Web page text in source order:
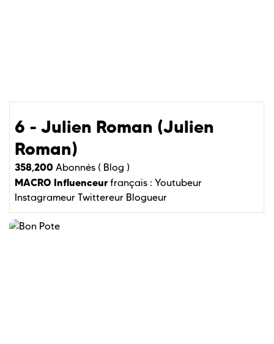
6 - Julien Roman (Julien
Roman)
358,200 Abonnés ( Blog )
MACRO Influenceur français : Youtubeur
Instagrameur Twittereur Blogueur